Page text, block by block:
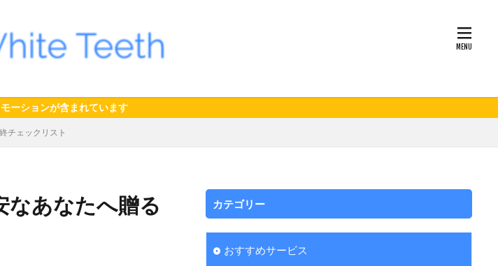
ーションが含まれています
チェックリスト
なあなたへ贈る
カテゴリー
おすすめサービス